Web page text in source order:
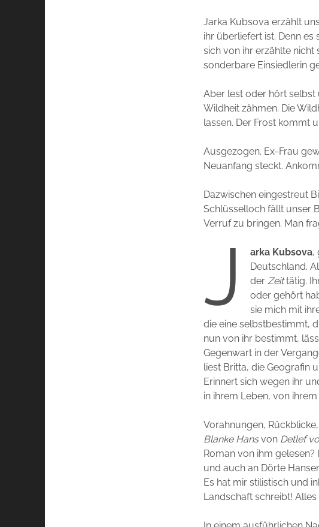
Jarka Kubsova erzählt
ihr überliefert ist. Denn
sich von ihr erzählte nicht
sonderbare Einsiedlerin
Aber lest oder hört selbst
Wildheit zähmen. Die
lassen. Der Frost kommt
Ausgezogen. Ex-Frau
Neuanfang steckt.
Dazwischen eingestreut
Schlüsselloch fällt unser
Verruf zu bringen. Man
J arka Kubsova,
Deutschland.
der Zeittätig.
oder gehört
sie mich mit
die eine selbstbestimmt,
nun von ihr bestimmt,
Gegenwart in der
liest Britta, die Geografin
Erinnert sich wegen ihr
in ihrem Leben, von ihrem
Vorahnungen,
Blanke Hansvon Detlef
Roman von ihm
und auch an Dörte
Es hat mir stilistisch und
Landschaft schreibt!